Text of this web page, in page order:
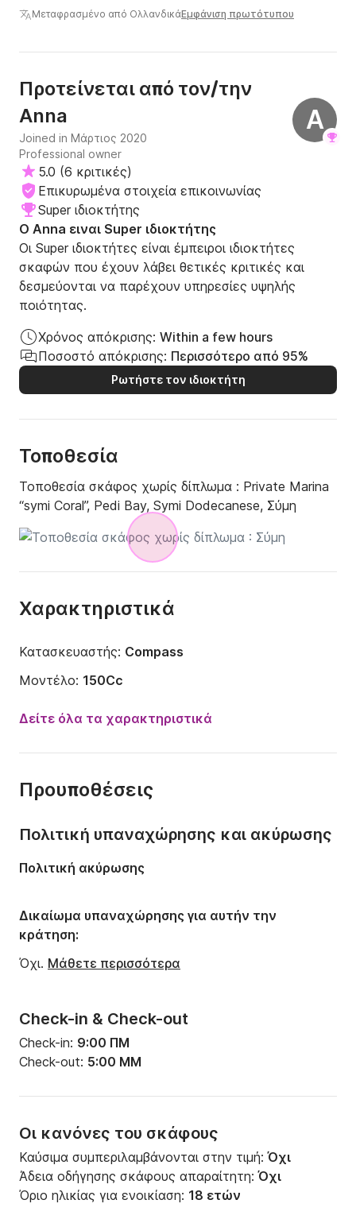
στο νερό ήταν νωρίς στη διαμονή μας και θα το
μισή ιστορία. Ευχαριστούμε το Pedi Boat Hire που μας το
άνοιξες!!
Μεταφρασμένο από ΟλλανδικάΕμφάνιση πρωτότυπου
A
Προτείνεται από τον/την
Anna
Joined in Μάρτιος 2020
Professional owner
5.0 (6 κριτικές)
Επικυρωμένα στοιχεία επικοινωνίας
Super ιδιοκτήτης
Ο Anna ειναι Super ιδιοκτήτης
Οι Super ιδιοκτήτες είναι έμπειροι ιδιοκτήτες
σκαφών που έχουν λάβει θετικές κριτικές και
δεσμεύονται να παρέχουν υπηρεσίες υψηλής
ποιότητας.
Χρόνος απόκρισης: Within a few hours
Ποσοστό απόκρισης: Περισσότερο από 95%
Ρωτήστε τον ιδιοκτήτη
Τοποθεσία
Τοποθεσία σκάφος χωρίς δίπλωμα : Private Marina
“symi Coral”, Pedi Bay, Symi Dodecanese, Σύμη
Χαρακτηριστικά
Κατασκευαστής: Compass
Μοντέλο: 150Cc
Ισχύς κινητήρα:
Χωρητικότητα:4 άτομα
Δείτε όλα τα χαρακτηριστικά
Προυποθέσεις
Check-in & Check-out
Check-in: 9:00 ΠΜ
Check-out: 5:00 ΜΜ
Οι κανόνες του σκάφους
Καύσιμα συμπεριλαμβάνονται στην τιμή:Όχι
Άδεια οδήγησης σκάφους απαραίτητη:Όχι
Όριο ηλικίας για ενοικίαση: 18 ετών
Πολιτική υπαναχώρησης και ακύρωσης
Πολιτική ακύρωσης
Δικαίωμα υπαναχώρησης για αυτήν την
κράτηση:
Όχι. Μάθετε περισσότερα